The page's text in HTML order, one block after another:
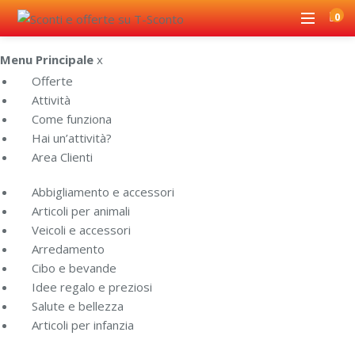
Menu Principale x
Offerte
Attività
Come funziona
Hai un’attività?
Area Clienti
Abbigliamento e accessori
Articoli per animali
Veicoli e accessori
Arredamento
Cibo e bevande
Idee regalo e preziosi
Salute e bellezza
Articoli per infanzia
0